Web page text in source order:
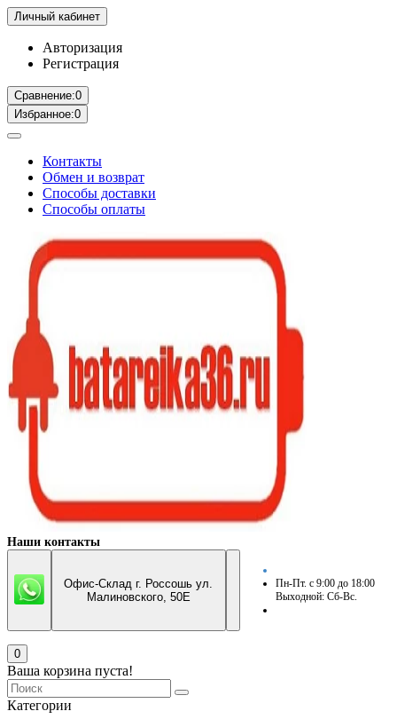
Личный кабинет
Авторизация
Регистрация
Сравнение:0
Избранное:0
Контакты
Обмен и возврат
Способы доставки
Способы оплаты
Наши контакты
Офис-Склад г. Россошь ул.
Малиновского, 50Е
Пн-Пт. с 9:00 до 18:00
Выходной: Сб-Вс.
0
Ваша корзина пуста!
Категории